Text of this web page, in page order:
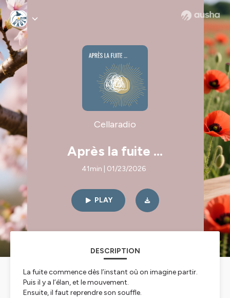
Cellaradio
Après la fuite ...
41min | 01/23/2026
PLAY
DESCRIPTION
La fuite commence dès l’instant où on imagine partir.
Puis il y a l’élan, et le mouvement.
Ensuite, il faut reprendre son souffle.